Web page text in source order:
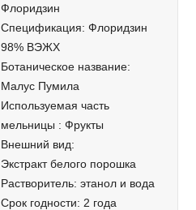
Флоридзин
Спецификация: Флоридзин
98% ВЭЖХ
Ботаническое название:
Малус Пумила
Используемая часть
мельницы : Фрукты
Внешний вид:
Экстракт белого порошка
Растворитель: этанол и вода
Срок годности: 2 года